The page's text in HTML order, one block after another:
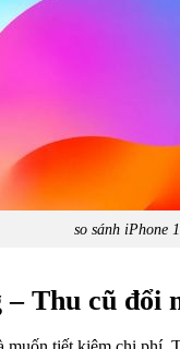
so sánh iPhone
– Thu cũ đổi